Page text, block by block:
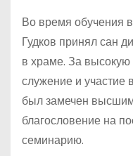
Во время обучения
Гудков принял сан
в храме. За высокую
служение и участие
был замечен
благословение на
семинарию.